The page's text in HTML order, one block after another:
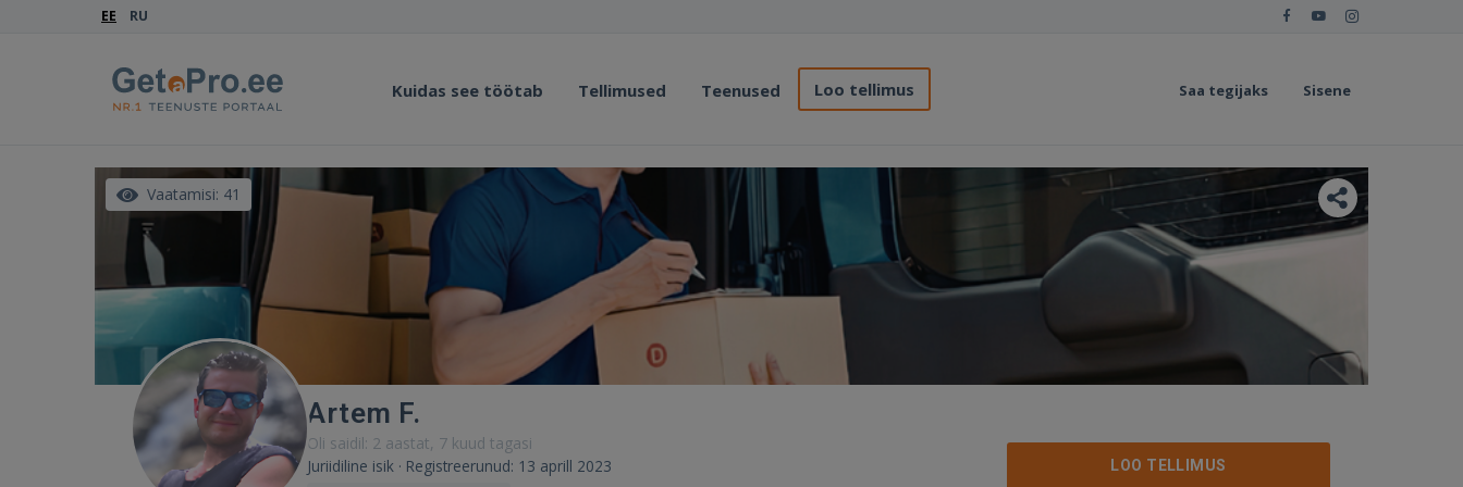
EE RU
Kuidas see töötab Tellimused Teenused Loo tellimus Saa tegijaks Sisene
Vaatamisi: 41
Artem F.
Oli saidil: 2 aastat, 7 kuud tagasi
Juriidiline isik · Registreerunud: 13 aprill 2023
LOO TELLIMUS